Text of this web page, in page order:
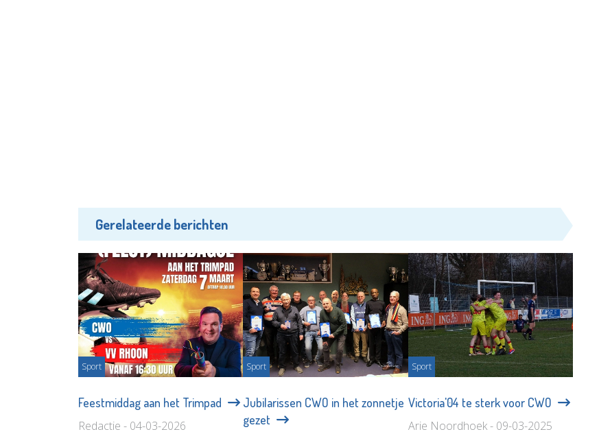
Gerelateerde berichten
Sport
Feestmiddag aan het Trimpad
Redactie - 04-03-2026
Sport
Jubilarissen CWO in het zonnetje
gezet
Sport
Victoria'04 te sterk voor CWO
Arie Noordhoek - 09-03-2025